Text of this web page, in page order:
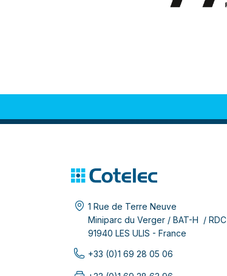
1 Rue de Terre Neuve
Miniparc du Verger / BAT-H / RDC
91940 LES ULIS - France
+33 (0)1 69 28 05 06